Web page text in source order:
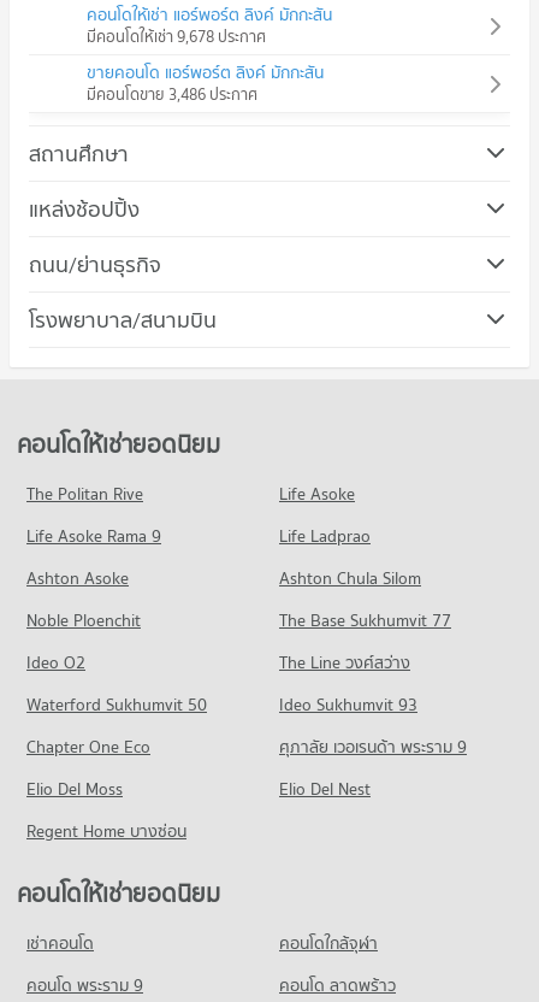
คอนโดให้เช่า แอร์พอร์ต ลิงค์ มักกะสัน
มีคอนโดให้เช่า 9,678 ประกาศ
ขายคอนโด แอร์พอร์ต ลิงค์ มักกะสัน
มีคอนโดขาย 3,486 ประกาศ
สถานศึกษา
คอนโด ม.ศรีนครินทรวิโรฒ วิทยาเขตประสานมิตร
คอนโดให้เช่า ม.ศรีนครินทรวิโรฒ วิทยาเขตประสานมิตร
ขายคอนโด ม.ศรีนครินทรวิโรฒ วิทยาเขตประสานมิตร
640 โครงการ
คอนโดให้เช่า ม.หอการค้าไทย
มีคอนโดให้เช่า 36,136 ประกาศ
มีคอนโดขาย 13,566 ประกาศ
คอนโด วิทยาลัยสารพัดช่างพระนคร
382 โครงการ
คอนโดให้เช่า วิทยาลัยสารพัดช่างพระนคร
มีคอนโดให้เช่า 20,814 ประกาศ
ขายคอนโด วิทยาลัยสารพัดช่างพระนคร
มีคอนโดขาย 8,080 ประกาศ
คอนโด วิทยาลัยเสนาธิการทหาร
มีคอนโดให้เช่า 55,740 ประกาศ
ขายคอนโด วิทยาลัยเสนาธิการทหาร
มีคอนโดขาย 20,629 ประกาศ
คอนโด รร.ไทยคริสเตียน
แหล่งช้อปปิ้ง
คอนโด โรบินสัน รัชดาภิเษก
คอนโดให้เช่า โรบินสัน รัชดาภิเษก
คอนโด เซ็นทรัล พลาซ่า แกรนด์ พระราม 9
มีคอนโดให้เช่า 19,238 ประกาศ
ขายคอนโด เซ็นทรัล พลาซ่า แกรนด์ พระราม 9
837 โครงการ
คอนโดให้เช่า บิ๊กซี เอ็กซ์ตร้า รัชดาภิเษก
มีคอนโดขาย 17,680 ประกาศ
คอนโด บิ๊กซี ราชดำริ
คอนโดให้เช่า บิ๊กซี ราชดำริ
มีคอนโดให้เช่า 34,529 ประกาศ
มีคอนโดขาย 13,673 ประกาศ
ถนน/ย่านธุรกิจ
คอนโด เขตห้วยขวาง
คอนโดให้เช่า เขตห้วยขวาง
ขายคอนโด เขตห้วยขวาง
มีคอนโดขาย 6,443 ประกาศ
คอนโด ถนนรัชดาภิเษก
580 โครงการ
คอนโดให้เช่า ถนนรัชดาภิเษก
มีคอนโดให้เช่า 29,415 ประกาศ
ขายคอนโด ถนนรัชดาภิเษก
มีคอนโดขาย 11,528 ประกาศ
คอนโด ถนนเพชรบุรี กรุงเทพฯ
มีคอนโดให้เช่า 45,575 ประกาศ
ขายคอนโด ถนนเพชรบุรี กรุงเทพฯ
มีคอนโดขาย 16,162 ประกาศ
คอนโด ถนนเพชรบุรี (ตัดใหม่) กรุงเทพฯ
มีคอนโดให้เช่า 32,145 ประกาศ
โรงพยาบาล/สนามบิน
คอนโด รพ.พระราม 9
คอนโดให้เช่า รพ.พระราม 9
มีคอนโดให้เช่า 45,994 ประกาศ
ขายคอนโด รพ.พระราม 9
703 โครงการ
คอนโดให้เช่า รพ.คามิลเลียน
มีคอนโดขาย 19,596 ประกาศ
คอนโด รพ.กรุงเทพ
626 โครงการ
คอนโดให้เช่า รพ.กรุงเทพ
มีคอนโดให้เช่า 47,466 ประกาศ
ขายคอนโด รพ.กรุงเทพ
มีคอนโดขาย 17,376 ประกาศ
คอนโด รพ.จักษุรัตนิน
365 โครงการ
คอนโดให้เช่ายอดนิยม
The Politan Rive
Life Asoke
Life Asoke Rama 9
Life Ladprao
Ashton Asoke
Ashton Chula Silom
Noble Ploenchit
The Base Sukhumvit 77
Ideo O2
The Line วงศ์สว่าง
Waterford Sukhumvit 50
Ideo Sukhumvit 93
Chapter One Eco
ศุภาลัย เวอเรนด้า พระราม 9
Elio Del Moss
Elio Del Nest
Regent Home บางซ่อน
คอนโดให้เช่ายอดนิยม
เช่าคอนโด
คอนโดใกล้จุฬา
คอนโด พระราม 9
คอนโด ลาดพร้าว